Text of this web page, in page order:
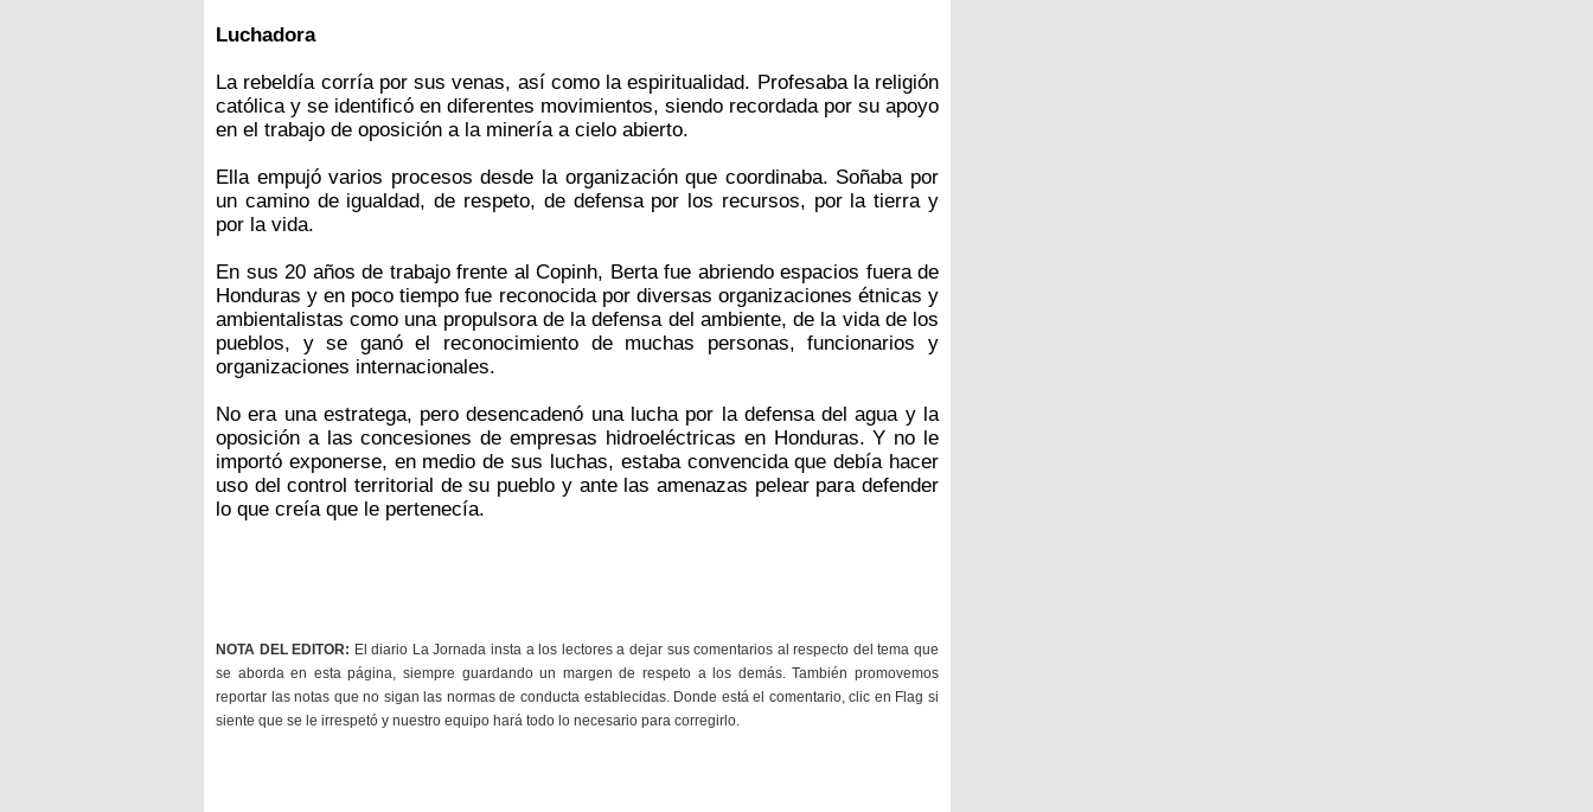
Luchadora
La rebeldía corría por sus venas, así como la espiritualidad. Profesaba la religión
católica y se identificó en diferentes movimientos, siendo recordada por su apoyo
en el trabajo de oposición a la minería a cielo abierto.
Ella empujó varios procesos desde la organización que coordinaba. Soñaba por
un camino de igualdad, de respeto, de defensa por los recursos, por la tierra y
por la vida.
En sus 20 años de trabajo frente al Copinh, Berta fue abriendo espacios fuera de
Honduras y en poco tiempo fue reconocida por diversas organizaciones étnicas y
ambientalistas como una propulsora de la defensa del ambiente, de la vida de los
pueblos, y se ganó el reconocimiento de muchas personas, funcionarios y
organizaciones internacionales.
No era una estratega, pero desencadenó una lucha por la defensa del agua y la
oposición a las concesiones de empresas hidroeléctricas en Honduras. Y no le
importó exponerse, en medio de sus luchas, estaba convencida que debía hacer
uso del control territorial de su pueblo y ante las amenazas pelear para defender
lo que creía que le pertenecía.
NOTA DEL EDITOR: El diario La Jornada insta a los lectores a dejar sus comentarios al respecto del tema que
se aborda en esta página, siempre guardando un margen de respeto a los demás. También promovemos
reportar las notas que no sigan las normas de conducta establecidas. Donde está el comentario, clic en Flag si
siente que se le irrespetó y nuestro equipo hará todo lo necesario para corregirlo.